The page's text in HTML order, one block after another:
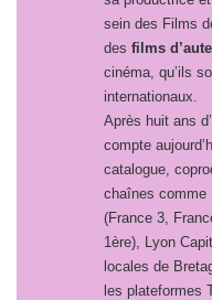
sein des Films
des films
cinéma, qu’ils
internationaux.
Après huit ans
compte
catalogue,
chaînes comme
(France 3,
1ère), Lyon
locales de
les plateformes